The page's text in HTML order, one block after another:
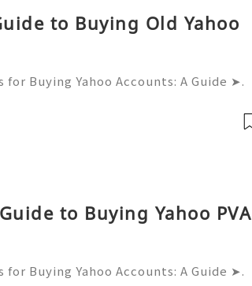
to Buying Old Yahoo
Buying Yahoo Accounts: A Guide ➤.
➤.➤.........➤.➤..........➤.➤......
to Buying Yahoo PVA
Buying Yahoo Accounts: A Guide ➤.